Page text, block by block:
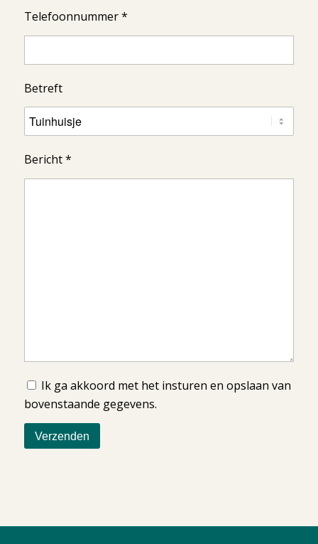
Telefoonnummer *
Betreft
Bericht *
Ik ga akkoord met het insturen en opslaan van
bovenstaande gegevens.